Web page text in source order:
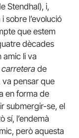
Stendhal), i,
sobre l’evolució
que estem
dècades
amic li va
carretera de
va pensar que
en forma de
submergir-se, el
sí, l’endemà
però aquesta